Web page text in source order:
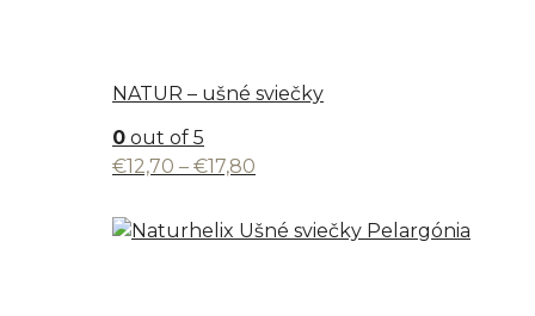
NATUR – ušné sviečky
0 out of 5
€12,70 – €17,80
€12,70